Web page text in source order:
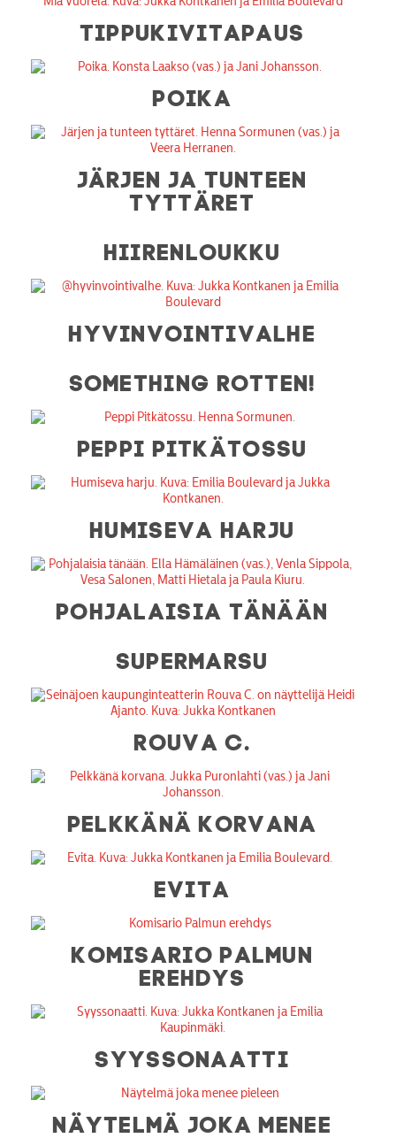
TIPPUKIVITAPAUS
POIKA
JÄRJEN JA TUNTEEN
TYTTÄRET
HIIRENLOUKKU
HYVINVOINTIVALHE
SOMETHING ROTTEN!
PEPPI PITKÄTOSSU
HUMISEVA HARJU
POHJALAISIA TÄNÄÄN
SUPERMARSU
ROUVA C.
PELKKÄNÄ KORVANA
EVITA
KOMISARIO PALMUN
EREHDYS
SYYSSONAATTI
NÄYTELMÄ JOKA MENEE